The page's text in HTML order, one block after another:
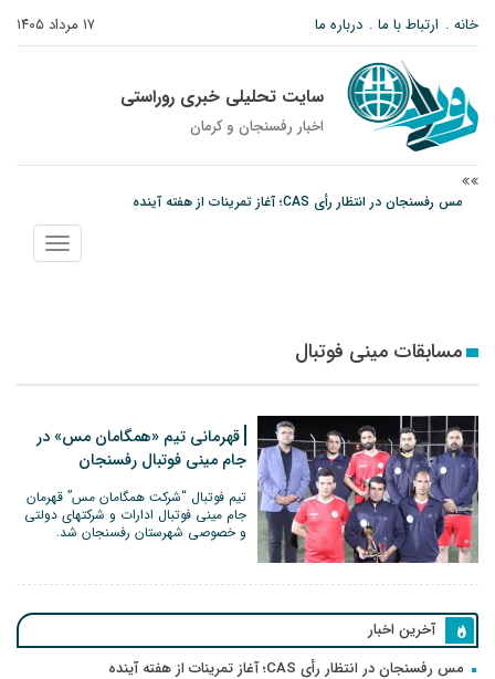
۱۷ مرداد ۱۴۰۵ خانه ارتباط با ما درباره ما
سایت تحلیلی خبری روراستی
اخبار رفسنجان و كرمان
مس رفسنجان در انتظار رأی CAS؛ آغاز تمرینات از هفته آینده
پیام رئیس کل دادگستری استان کرمان به مناسبت ۱۷ مردادماه سالروز شهادت شهید
نمایش
منو
مسابقات مینی فوتبال
قهرمانی تیم «همگامان مس» در
جام مینی فوتبال رفسنجان
تیم فوتبال “شرکت همگامان مس” قهرمان
جام مینی فوتبال ادارات و شرکتهای دولتی
و خصوصی شهرستان رفسنجان شد.
آخرین اخبار
مس رفسنجان در انتظار رأی CAS؛ آغاز تمرینات از هفته آینده